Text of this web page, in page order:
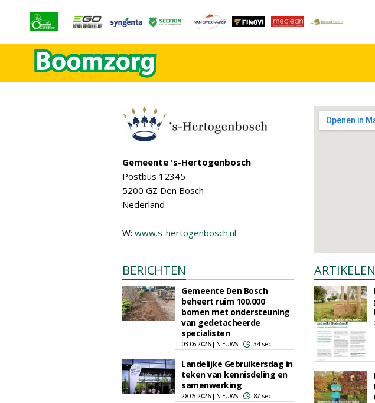
Gemeente 's-Hertogenbosch
Postbus 12345
5200 GZ Den Bosch
Nederland
W: www.s-hertogenbosch.nl
BERICHTEN
Gemeente Den Bosch
beheert ruim 100.000
bomen met ondersteuning
van gedetacheerde
specialisten
03-06-2026 | NIEUWS 34 sec
Landelijke Gebruikersdag in
teken van kennisdeling en
samenwerking
28-05-2026 | NIEUWS 87 sec
ARTIKELEN